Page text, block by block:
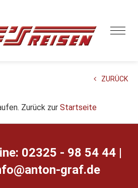
ZURÜCK
Zurück zur Startseite
02325 - 98 54 44 |
notna@ofni